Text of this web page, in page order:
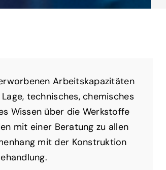
Arbeitskapazitäten
technisches, chemisches
Wissen über die Werkstoffe
mit einer Beratung zu allen
mit der Konstruktion